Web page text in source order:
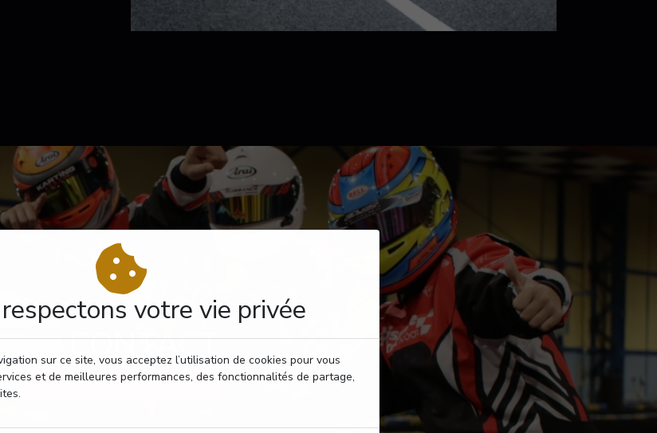
votre vie privée
sur ce site, vous acceptez l’utilisation de cookies pour vous
et de meilleures performances, des fonctionnalités de partage,
CONTACT
RÉSERVEZ VOTRE PASSAGE